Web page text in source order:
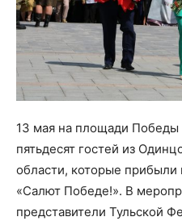
13 мая на площади Победы
пятьдесят гостей из
области, которые прибыли
«Салют Победе!». В
представители Тульской